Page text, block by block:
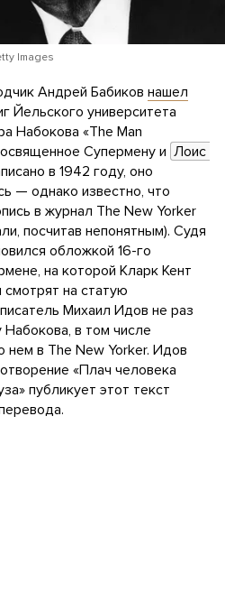
Images
Андрей Бабиков нашел
Йельского университета
Набокова «The Man
Супермену и Лоис
в 1942 году, оно
— однако известно, что
в журнал The New Yorker
посчитав непонятным). Судя
обложкой 16-го
на которой Кларк Кент
на статую
Михаил Идов не раз
в том числе
нем в The New Yorker. Идов
«Плач человека
публикует этот текст